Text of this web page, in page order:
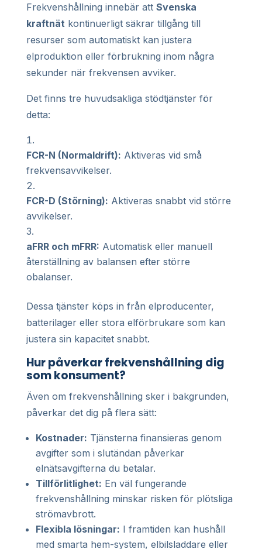
Frekvenshållning innebär att Svenska
kraftnät kontinuerligt säkrar tillgång till
resurser som automatiskt kan justera
elproduktion eller förbrukning inom några
sekunder när frekvensen avviker.
Det finns tre huvudsakliga stödtjänster för
detta:
FCR-N (Normaldrift): Aktiveras vid små
frekvensavvikelser.
FCR-D (Störning): Aktiveras snabbt vid större
avvikelser.
aFRR och mFRR: Automatisk eller manuell
återställning av balansen efter större
obalanser.
Dessa tjänster köps in från elproducenter,
batterilager eller stora elförbrukare som kan
justera sin kapacitet snabbt.
Hur påverkar frekvenshållning dig
som konsument?
Även om frekvenshållning sker i bakgrunden,
påverkar det dig på flera sätt:
Kostnader: Tjänsterna finansieras genom
avgifter som i slutändan påverkar
elnätsavgifterna du betalar.
Tillförlitlighet: En väl fungerande
frekvenshållning minskar risken för plötsliga
strömavbrott.
Flexibla lösningar: I framtiden kan hushåll
med smarta hem-system, elbilsladdare eller